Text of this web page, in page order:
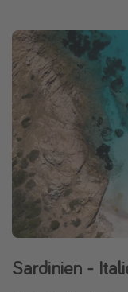
Sardinien -